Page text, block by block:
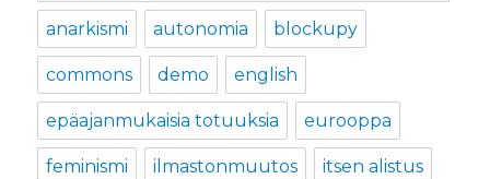
anarkismi autonomia blockupy
commons demo english
epäajanmukaisia totuuksia eurooppa
feminismi ilmastonmuutos itsen alistus